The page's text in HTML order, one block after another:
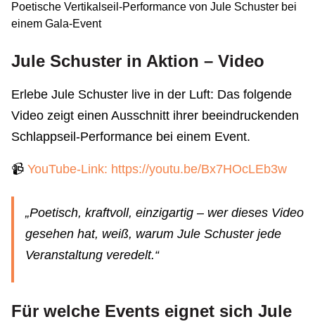
Poetische Vertikalseil-Performance von Jule Schuster bei
einem Gala-Event
Jule Schuster in Aktion – Video
Erlebe Jule Schuster live in der Luft: Das folgende
Video zeigt einen Ausschnitt ihrer beeindruckenden
Schlappseil-Performance bei einem Event.
📹 YouTube-Link: https://youtu.be/Bx7HOcLEb3w
„Poetisch, kraftvoll, einzigartig – wer dieses Video
gesehen hat, weiß, warum Jule Schuster jede
Veranstaltung veredelt.“
Für welche Events eignet sich Jule